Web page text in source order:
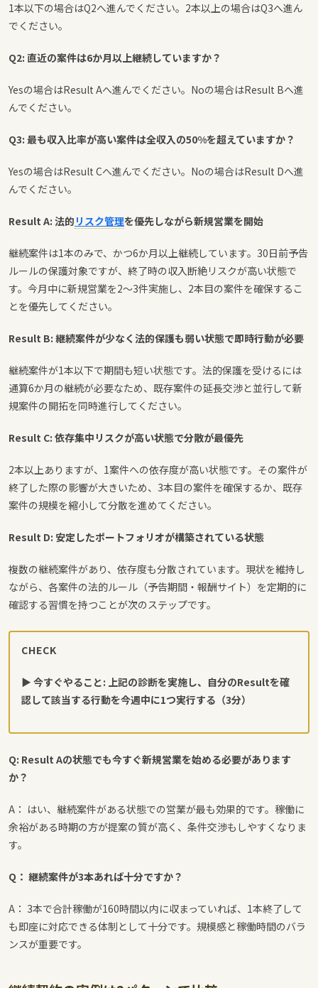
1本以下の場合はQ2へ進んでください。2本以上の場合はQ3へ進ん
でください。
Q2: 直近の案件は6か月以上継続していますか？
Yesの場合はResult Aへ進んでください。Noの場合はResult Bへ進
んでください。
Q3: 最も収入比率が高い案件は全収入の50%を超えていますか？
Yesの場合はResult Cへ進んでください。Noの場合はResult Dへ進
んでください。
Result A: 法的 リスク管理を優先しながら新規営業を開始
継続案件は1本のみで、かつ6か月以上継続しています。30日前予告
ルールの保護対象ですが、終了時の収入断絶リスクが高い状態で
す。今月中に新規営業を2〜3件実施し、2本目の案件を確保するこ
とを優先してください。
Result B: 継続案件が少なく法的保護も弱い状態で即時行動が必要
継続案件が1本以下で期間も短い状態です。法的保護を受けるには
通算6か月の継続が必要なため、既存案件の延長交渉と並行して新
規案件の開拓を同時進行してください。
Result C: 依存集中リスクが高い状態で分散が最優先
2本以上ありますが、1案件への依存度が高い状態です。その案件が
終了した際の影響が大きいため、3本目の案件を確保するか、既存
案件の規模を縮小して分散を進めてください。
Result D: 安定したポートフォリオが構築されている状態
複数の継続案件があり、依存度も分散されています。現状を維持し
ながら、各案件の法的ルール（予告期間・報酬サイト）を定期的に
確認する習慣を持つことが次のステップです。
CHECK
▶ 今すぐやること: 上記の診断を実施し、自分のResultを確
認して該当する行動を今週中に1つ実行する（3分）
Q: Result Aの状態でも今すぐ新規営業を始める必要があります
か？
A： はい、継続案件がある状態での営業が最も効果的です。稼働に
余裕がある時期の方が提案の質が高く、条件交渉もしやすくなりま
す。
Q： 継続案件が3本あれば十分ですか？
A： 3本で合計稼働が160時間以内に収まっていれば、1本終了して
も即座に対応できる体制として十分です。規模感と稼働時間のバラ
ンスが重要です。